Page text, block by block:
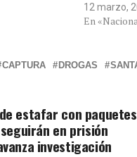
12 marzo,
En
CAPTURA DROGAS
estafar con paquetes
en prisión
investigación